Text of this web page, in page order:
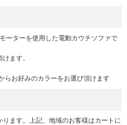
ーターを使用した電動カウチソファで
ます。
らお好みのカラーをお選び頂けます
ます。上記、地域のお客様はカートに